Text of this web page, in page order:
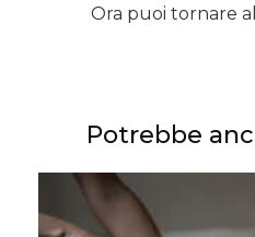
Ora puoi tornare
Potrebbe